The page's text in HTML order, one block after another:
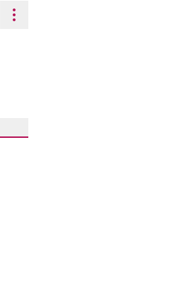
Controls de recursos